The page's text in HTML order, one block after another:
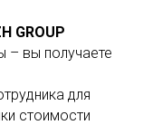
GROUP
– вы получаете
для
стоимости